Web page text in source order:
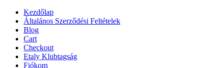
Kezdőlap
Általános Szerződési Feltételek
Blog
Cart
Checkout
Etaly Klubtagság
Fiókom